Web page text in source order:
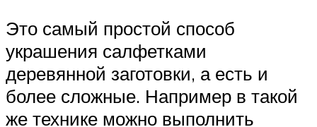
Это самый простой способ
украшения салфетками
деревянной заготовки, а есть и
более сложные. Например в такой
же технике можно выполнить